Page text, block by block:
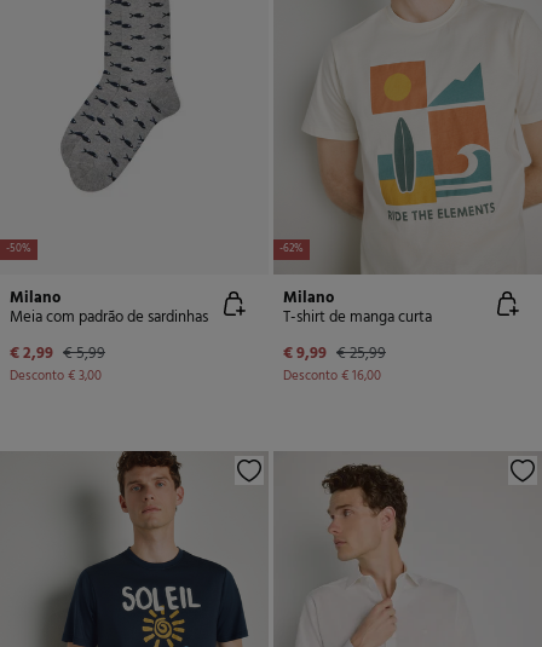
-50%
Milano
Meia com padrão de sardinhas
€ 2,99 € 5,99
Desconto€ 3,00
-62%
Milano
T-shirt de manga curta
€ 9,99 € 25,99
Desconto€ 16,00